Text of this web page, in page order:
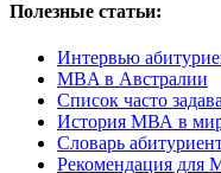
Полезные статьи:
Интервью
MBA в Австралии
Список часто
История МВА в
Словарь
Рекомендация для